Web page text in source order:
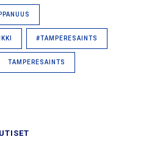
#TAMPERESAINTS
TAMPERESAINTS